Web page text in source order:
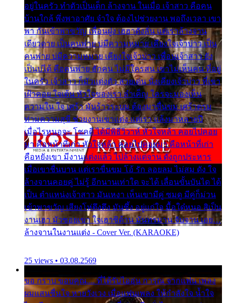
อยู่ในครัว ทำตัวเป็นเด็ก ล้างจาน ในเมื่อ เจ้าสาว คือคน
บ้านใกล้ พึ่งพาอาศัย จำใจ ต้องไปช่วยงาน พอถึงเวลา เขา
พา กันเข้าพาขวัญ เพื่อนฝูง เฮฮาดังลั่น แต่เราล้างจาน
เดียวดาย เป็นคนพ่าย บ่มีความหมาย เคียงใจเจ้าบ่าว เป็น
คนพ่าย บ่มีความหมาย เคียงใจเจ้าบ่าว เพื่อนเจ้าสาว ยัง
เป็นบ่ได้ คือคนพ่าย ฮักคน ไม่มีใครสน เขาไม่เห็นคน ที่อยู่
ในครัว เจ้าสาว ก็มัวแต่งตัว สวยเด่น นั่งเคียงเจ้าบ่าว ที่เขา
เฝ้าคอย ใจเต้น หัวใจของเรา ลำเค็ญ ใครจะมองเห็น
ความใน ใจ เศร้า มันร้าวระบม ต้องมาขื่นขม เศร้าตรม
ท่ามความสุขี ช่วยงานเขาแต่ง แต่เรา แล้งมาหลายปี
เมื่อไรหนอจะ โชคดี ได้มีพิธีวิวาห์ หัวใจหล้า คอยไปคอย
มา คือหน้าที่เก่า หัวใจหล้า คอยไปคอยมา คือหน้าที่เก่า
คือหยังเขา มีงานแต่งแล้ว ไปล้างแต่จาน ดั่งถูกประหาร
เมื่อเขาชื่นบาน แต่เราขื่นขม โอ้ รัก ลอยลม ไม่สม ดัง ใจ
ล้างจานคอยคู่ ไม่รู้ อีกนานเท่าใด จะได้ เลื่อนขั้นบันได ได้
เป็น ตำแหน่งเจ้าสาว มันเหงา เห็นเขามีคู่ ซมดู มีคู่ก็ม่วน
เข้าพาขวัญ เสียงโห่ตึงตึง มันซึ้ง อยู่แก่ใจ มื้อใด๋หนอ สิเป็น
งานเฮา มัวซอยเขา ใจเฮาซิด้าน มันทรมาน จับจาน เอย…
ล้างจานในงานแต่ง - Cover Ver. (KARAOKE)
25 views • 03.08.2569
ขอ กราบ ขอบคุณ.... ที่ได้รับไออุ่น การุณ จากแฟน เพลง
ผมแสนชื่นใจ หายวังเวง เมื่อแฟนเพลง ให้กำลังใจ น้ำใจ